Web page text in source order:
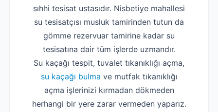
sıhhi tesisat ustasıdır. Nisbetiye mahallesi
su tesisatçısı musluk tamirinden tutun da
gömme rezervuar tamirine kadar su
tesisatına dair tüm işlerde uzmandır.
Su kaçağı tespit, tuvalet tıkanıklığı açma,
su kaçağı bulma ve mutfak tıkanıklığı
açma işlerinizi kırmadan dökmeden
herhangi bir yere zarar vermeden yaparız.